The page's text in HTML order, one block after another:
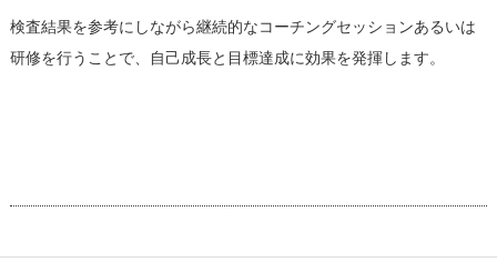
検査結果を参考にしながら継続的なコーチングセッションあるいは
研修を行うことで、自己成長と目標達成に効果を発揮します。